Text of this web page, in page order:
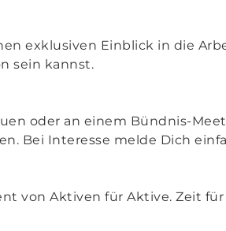
exklusiven Einblick in die
sein kannst.
oder an einem Bündnis-
Bei Interesse melde Dich
von Aktiven für Aktive. Zeit